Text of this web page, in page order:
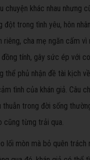
chuyện khác nhau nhưng
đột trong tình yêu, hôn
riêng, cha mẹ ngăn cấm vì
tính, gây sức ép với
thể phủ nhận đề tài kịch
tình của khán giả. Câu
thuẫn trong đời sống
từng trải qua.
lối mòn mà bỏ quên trách